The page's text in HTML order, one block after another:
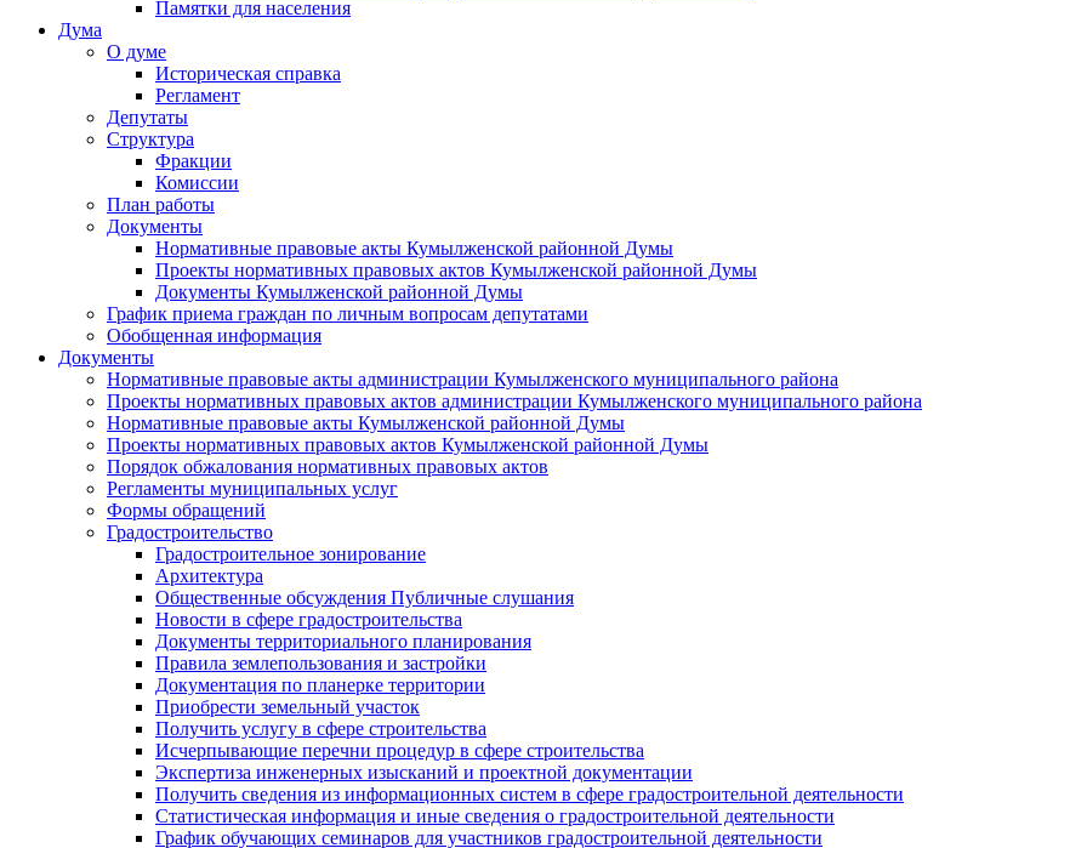
Памятки для населения
Дума
О думе
Историческая справка
Регламент
Депутаты
Структура
Фракции
Комиссии
План работы
Документы
Нормативные правовые акты Кумылженской районной Думы
Проекты нормативных правовых актов Кумылженской районной Думы
Документы Кумылженской районной Думы
График приема граждан по личным вопросам депутатами
Обобщенная информация
Документы
Нормативные правовые акты администрации Кумылженского муниципального района
Проекты нормативных правовых актов администрации Кумылженского муниципального района
Нормативные правовые акты Кумылженской районной Думы
Проекты нормативных правовых актов Кумылженской районной Думы
Порядок обжалования нормативных правовых актов
Регламенты муниципальных услуг
Формы обращений
Градостроительство
Градостроительное зонирование
Архитектура
Общественные обсуждения Публичные слушания
Новости в сфере градостроительства
Документы территориального планирования
Правила землепользования и застройки
Документация по планерке территории
Приобрести земельный участок
Получить услугу в сфере строительства
Исчерпывающие перечни процедур в сфере строительства
Экспертиза инженерных изысканий и проектной документации
Получить сведения из информационных систем в сфере градостроительной деятельности
Статистическая информация и иные сведения о градостроительной деятельности
График обучающих семинаров для участников градостроительной деятельности